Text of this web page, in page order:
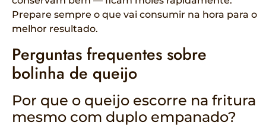
Prepare sempre o que vai consumir na hora para o
melhor resultado.
Perguntas frequentes sobre
bolinha de queijo
Por que o queijo escorre na fritura
mesmo com duplo empanado?